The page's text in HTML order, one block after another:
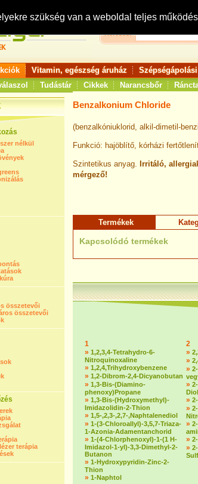
szükség van a weboldal teljes
Keresés:
Vitamin, egészség áruház
Tudástár Cikkek Narancsbőr
nélkül
összetevői
összetevői
terápia
Benzalkonium Chloride
(benzalkóniuklorid, alkil-dimetil-
Funkció: hajöblítő, kórházi
Szintetikus anyag. Irritáló,
mérgező!
Termékek
Kapcsolódó termékek
1
» 1,2,3,4-Tetrahydro-6-
Nitroquinoxaline
» 1,2,4,Trihydroxybenzene
» 1,2-Dibrom-2,4-Dicyanobutan
» 1,3-Bis-(Diamino-
phenoxy)Propane
» 1,3-Bis-(Hydroxymethyl)-
Imidazolidin-2-Thion
» 1,5-,2,3-,2,7-,Naphtalenediol
» 1-(3-Chloroallyl)-3,5,7-Triaza-
1-Azonia-Adamentanchorid
» 1-(4-Chlorphenoxyl)-1-(1 H-
Imidazol-1-yl)-3,3-Dimethyl-2-
Butanon
» 1-Hydroxypyridin-Zinc-2-
Thion
» 1-Naphtol
2
»
»
»
»
Diol
»
»
»
»
»